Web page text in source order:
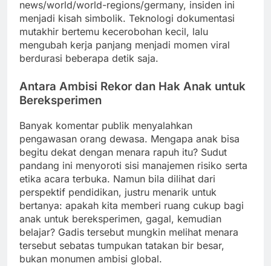
news/world/world-regions/germany, insiden ini
menjadi kisah simbolik. Teknologi dokumentasi
mutakhir bertemu kecerobohan kecil, lalu
mengubah kerja panjang menjadi momen viral
berdurasi beberapa detik saja.
Antara Ambisi Rekor dan Hak Anak untuk
Bereksperimen
Banyak komentar publik menyalahkan
pengawasan orang dewasa. Mengapa anak bisa
begitu dekat dengan menara rapuh itu? Sudut
pandang ini menyoroti sisi manajemen risiko serta
etika acara terbuka. Namun bila dilihat dari
perspektif pendidikan, justru menarik untuk
bertanya: apakah kita memberi ruang cukup bagi
anak untuk bereksperimen, gagal, kemudian
belajar? Gadis tersebut mungkin melihat menara
tersebut sebatas tumpukan tatakan bir besar,
bukan monumen ambisi global.